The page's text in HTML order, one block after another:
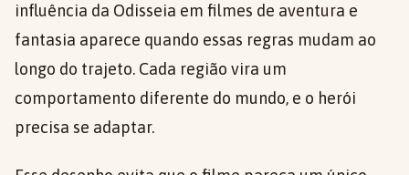
influência da Odisseia em filmes de aventura e
fantasia aparece quando essas regras mudam ao
longo do trajeto. Cada região vira um
comportamento diferente do mundo, e o herói
precisa se adaptar.